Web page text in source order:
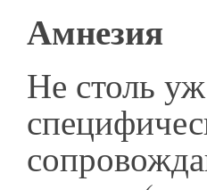
Амнезия
Не столь